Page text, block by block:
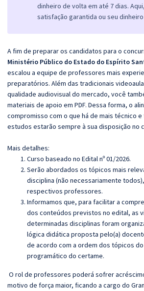
dinheiro de volta em até 7 dias.
satisfação garantida ou seu
A fim de preparar os candidatos para o
Ministério Público do Estado do Espírito
escalou a equipe de professores mais
preparatórios. Além das tradicionais
qualidade audiovisual do mercado, você
materiais de apoio em PDF. Dessa forma, o
compromisso com o que há de mais técnico
estudos estarão sempre à sua disposição no
Mais detalhes:
Curso baseado no Edital nº 01/2026.
Serão abordados os tópicos mais
disciplina (não necessariamente
respectivos professores.
Informamos que, para facilitar a
dos conteúdos previstos no edital, as
determinadas disciplinas foram
lógica didática proposta pelo(a)
de acordo com a ordem dos tópicos
programático do certame.
O rol de professores poderá sofrer
motivo de força maior, ficando a cargo do